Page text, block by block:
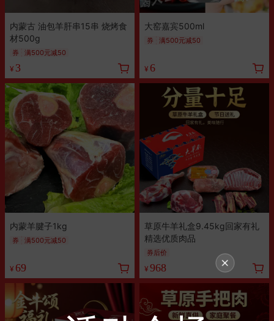
内蒙古 油包羊肝串15串 烧烤食
材500g
券 满500元减50
¥ 3
大窑嘉宾500ml
券 满500元减50
¥ 6
内蒙羊腱子1kg
券 满500元减50
¥ 69
草原牛羊礼盒9.45kg回家有礼
精选优质肉品
券后价
¥ 968